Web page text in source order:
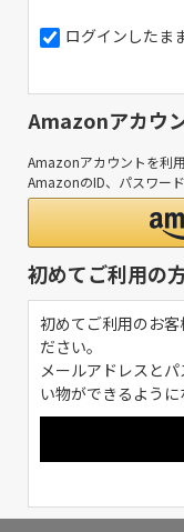
ログインしたま
Amazonアカウ
Amazonアカウントを利
AmazonのID、パスワー
初めてご利用の
初めてご利用のお
ださい。
メールアドレスと
い物ができるように